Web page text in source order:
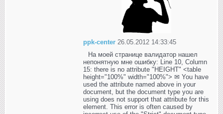
ppk-center 26.05.2012 14:33:45
На моей странице валидатор нашел
непонятную мне ошибку: Line 10, Column
15: there is no attribute "HEIGHT" <table
height="100%" width="100%"> ✉ You have
used the attribute named above in your
document, but the document type you are
using does not support that attribute for this
element. This error is often caused by